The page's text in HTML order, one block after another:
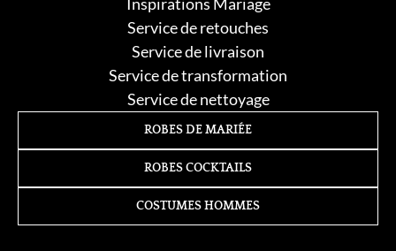
Service de retouches
Service de livraison
Service de transformation
Service de nettoyage
ROBES DE MARIÉE
ROBES COCKTAILS
COSTUMES HOMMES